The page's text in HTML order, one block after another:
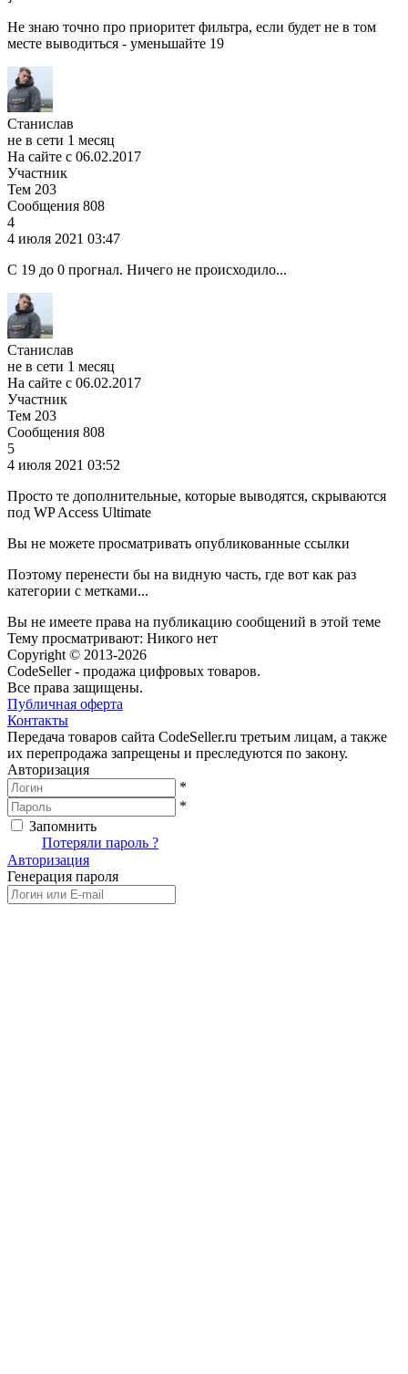
Не знаю точно про приоритет фильтра, если будет не в том
месте выводиться - уменьшайте 19
Станислав
не в сети 1 месяц
На сайте с 06.02.2017
Участник
Тем 203
Сообщения 808
4
4 июля 2021 03:47
С 19 до 0 прогнал. Ничего не происходило...
Станислав
не в сети 1 месяц
На сайте с 06.02.2017
Участник
Тем 203
Сообщения 808
5
4 июля 2021 03:52
Просто те дополнительные, которые выводятся, скрываются
под WP Access Ultimate
Вы не можете просматривать опубликованные ссылки
Поэтому перенести бы на видную часть, где вот как раз
категории с метками...
Вы не имеете права на публикацию сообщений в этой теме
Тему просматривают: Никого нет
Copyright © 2013-2026
CodeSeller - продажа цифровых товаров.
Все права защищены.
Публичная оферта
Контакты
Передача товаров сайта CodeSeller.ru третьим лицам, а также
их перепродажа запрещены и преследуются по закону.
Авторизация
*
*
Запомнить
Потеряли пароль ?
Авторизация
Генерация пароля